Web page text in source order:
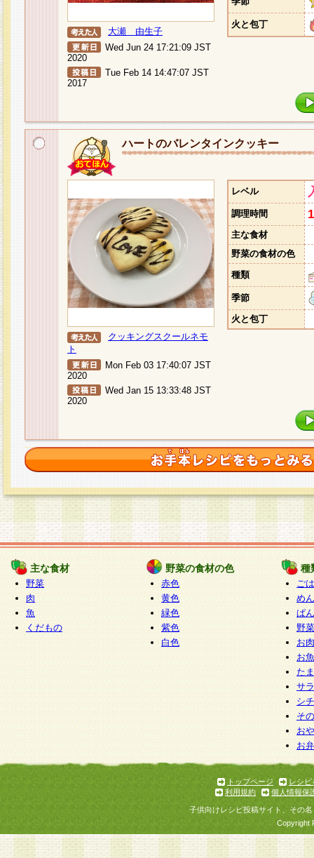
大瀬 由生子
Wed Jun 24 17:21:09 JST
2020
Tue Feb 14 14:47:07 JST
2017
火と包丁
ハートのバレンタインクッキー
クッキングスクールネモ
ト
Mon Feb 03 17:40:07 JST
2020
Wed Jan 15 13:33:48 JST
2020
レベル
調理時間
主な食材
野菜の食材の色
種類
季節
火と包丁
主な食材
野菜
肉
魚
くだもの
野菜の食材の色
赤色
黄色
緑色
紫色
白色
種
ご
めん
ぱん
野
お
お
た
サ
シ
そ
お
お
トップページ
レシピ
利用規約
個人情報保
子供向けレシピ投稿サイト、その
Copyright